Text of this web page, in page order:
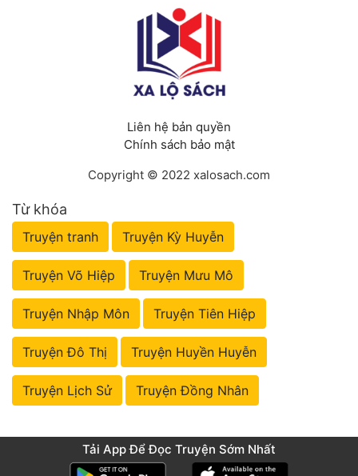
Liên hệ bản quyền
Chính sách bảo mật
Copyright © 2022 xalosach.com
Từ khóa
Truyện tranh Truyện Kỳ Huyễn
Truyện Võ Hiệp Truyện Mưu Mô
Truyện Nhập Môn Truyện Tiên Hiệp
Truyện Đô Thị Truyện Huyền Huyễn
Truyện Lịch Sử Truyện Đồng Nhân
Tải App Để Đọc Truyện Sớm Nhất